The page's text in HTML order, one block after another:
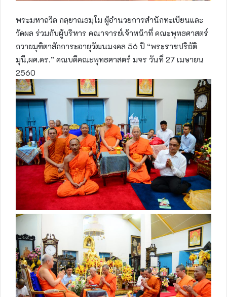
พระมหาถวิล กลฺยาณธมฺโม ผู้อำนวยการสำนักทะเบียนและ
วัดผล ร่วมกับผู้บริหาร คณาจารย์เจ้าหน้าที่ คณะพุทธศาสตร์
ถวายมุฑิตาสักการะอายุวัฒนมงคล 56 ปี “พระราชปริยัติ
มุนี,ผศ.ดร.” คณบดีคณะพุทธศาสตร์ มจร วันที่ 27 เมษายน
2560